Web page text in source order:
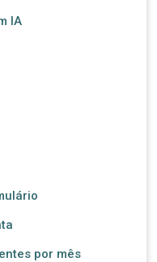
IA
por mês